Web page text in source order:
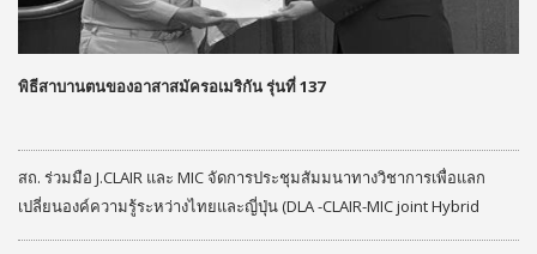
พิธีสาบานตนของอาสาสมัครอเมริกัน รุ่นที่ 137
สถ. ร่วมมือ J.CLAIR และ MIC จัดการประชุมสัมมนาทางวิชาการเพื่อแลก
เปลี่ยนองค์ความรู้ระหว่างไทยและญี่ปุ่น (DLA -CLAIR-MIC joint Hybrid
Seminar) ประจำปีงบประมาณ 2569